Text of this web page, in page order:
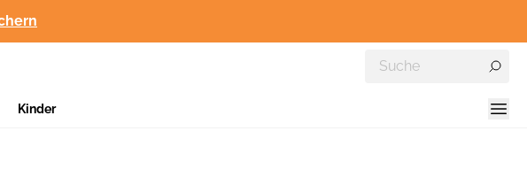
Kinder